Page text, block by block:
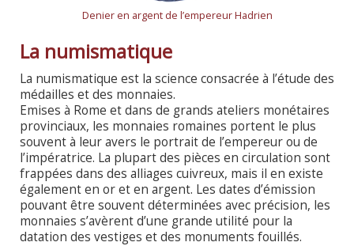
Denier en argent de l’empereur Hadrien
La numismatique
La numismatique est la science consacrée à l’étude des
médailles et des monnaies.
Emises à Rome et dans de grands ateliers monétaires
provinciaux, les monnaies romaines portent le plus
souvent à leur avers le portrait de l’empereur ou de
l’impératrice. La plupart des pièces en circulation sont
frappées dans des alliages cuivreux, mais il en existe
également en or et en argent. Les dates d’émission
pouvant être souvent déterminées avec précision, les
monnaies s’avèrent d’une grande utilité pour la
datation des vestiges et des monuments fouillés.